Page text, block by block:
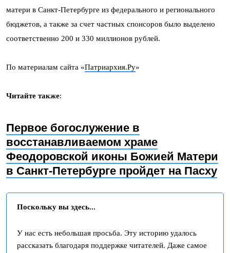
матери в Санкт-Петербурге из федерального и регионального
бюджетов, а также за счет частных спонсоров было выделено
соответственно 200 и 330 миллионов рублей.
По материалам сайта «Патриархия.Ру»
Читайте также:
Первое богослужение в
восстанавливаемом храме
Феодоровской иконы Божией Матери
в Санкт-Петербурге пройдет на Пасху
Поскольку вы здесь...
У нас есть небольшая просьба. Эту историю удалось
рассказать благодаря поддержке читателей. Даже самое